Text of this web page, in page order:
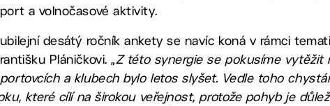
a volnočasové aktivity.
desátý ročník ankety se navíc koná v rámci
Pláničkovi. „Z této synergie se pokusíme vytěžit
a klubech bylo letos slyšet. Vedle toho
které cílí na širokou veřejnost, protože pohyb je